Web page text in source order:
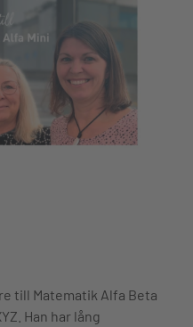
till Matematik Alfa Beta
Han har lång